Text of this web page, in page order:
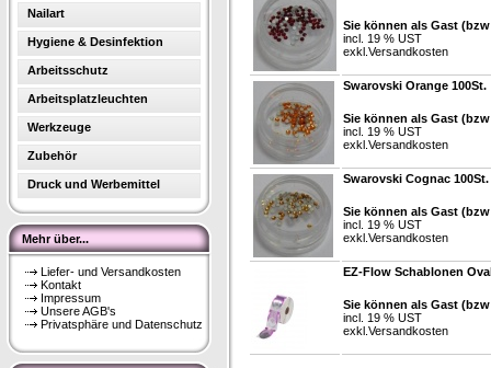
Nailart
Hygiene & Desinfektion
Arbeitsschutz
Arbeitsplatzleuchten
Werkzeuge
Zubehör
Druck und Werbemittel
Mehr über...
Liefer- und Versandkosten
Kontakt
Impressum
Unsere AGB's
Privatsphäre und Datenschutz
Sie können als Gast
incl. 19 % UST
exkl. Versandkosten
Swarovski Orange 100St.
Sie können als Gast
incl. 19 % UST
exkl. Versandkosten
Swarovski Cognac 100St.
Sie können als Gast
incl. 19 % UST
exkl. Versandkosten
EZ-Flow Schablonen
Sie können als Gast
incl. 19 % UST
exkl. Versandkosten